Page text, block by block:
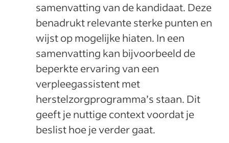
samenvatting van de kandidaat. Deze
benadrukt relevante sterke punten en
wijst op mogelijke hiaten. In een
samenvatting kan bijvoorbeeld de
beperkte ervaring van een
verpleegassistent met
herstelzorgprogramma’s staan. Dit
geeft je nuttige context voordat je
beslist hoe je verder gaat.